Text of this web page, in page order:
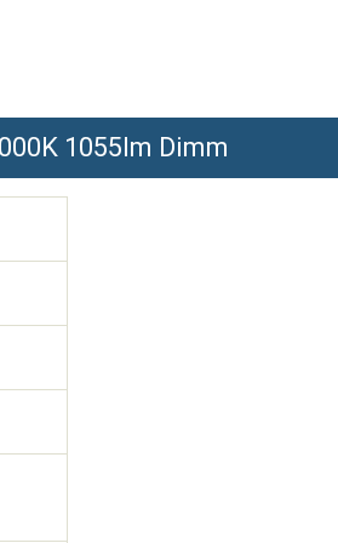
1055lm Dimm